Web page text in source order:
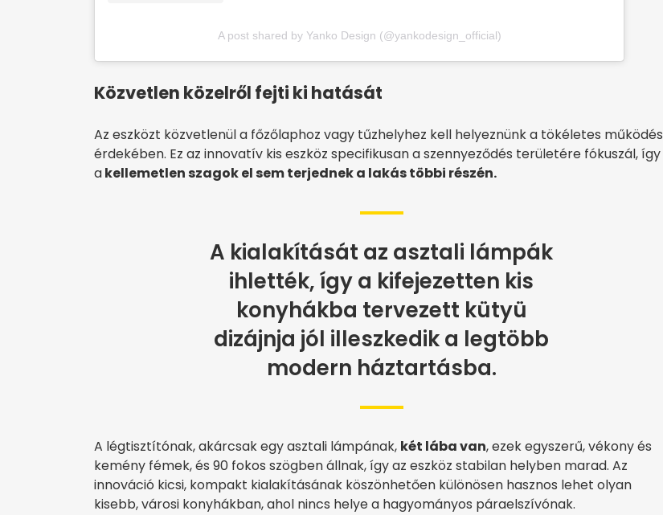
A post shared by Yanko Design (@yankodesign_official)
Közvetlen közelről fejti ki hatását
Az eszközt közvetlenül a főzőlaphoz vagy tűzhelyhez kell helyeznünk a tökéletes működés
érdekében. Ez az innovatív kis eszköz specifikusan a szennyeződés területére fókuszál, így
akellemetlen szagok el sem terjednek a lakás többi részén.
A kialakítását az asztali lámpák
ihlették, így a kifejezetten kis
konyhákba tervezett kütyü
dizájnja jól illeszkedik a legtöbb
modern háztartásba.
A légtisztítónak, akárcsak egy asztali lámpának, két lába van, ezek egyszerű, vékony és
kemény fémek, és 90 fokos szögben állnak, így az eszköz stabilan helyben marad. Az
innováció kicsi, kompakt kialakításának köszönhetően különösen hasznos lehet olyan
kisebb, városi konyhákban, ahol nincs helye a hagyományos páraelszívónak.